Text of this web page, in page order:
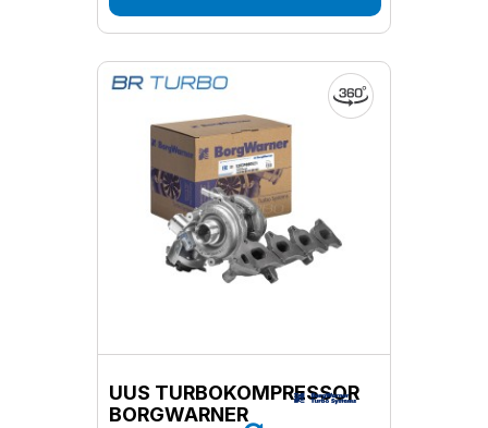
UUS TURBOKOMPRESSOR
BORGWARNER